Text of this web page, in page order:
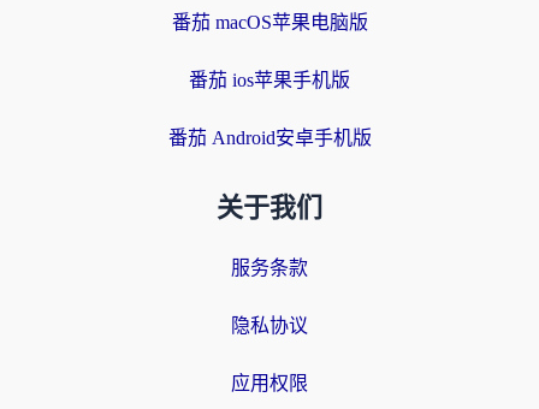
番茄 macOS苹果电脑版
番茄 ios苹果手机版
番茄 Android安卓手机版
关于我们
服务条款
隐私协议
应用权限